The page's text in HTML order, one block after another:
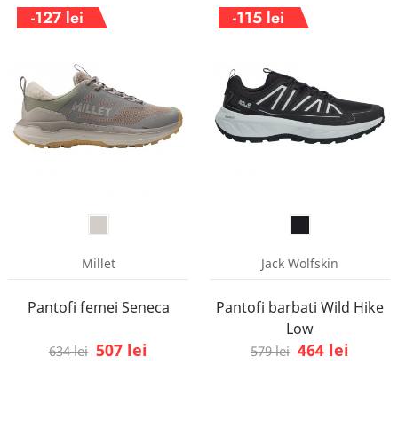
-127 lei
Millet
Pantofi femei Seneca
634 lei 507 lei
-115 lei
Jack Wolfskin
Pantofi barbati Wild Hike
Low
579 lei 464 lei